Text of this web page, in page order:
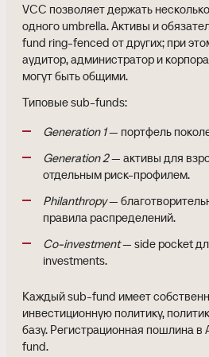
VCC позволяет держать
одного umbrella. Активы и
fund ring-fenced от других; при
аудитор, администратор и
могут быть общими.
Типовые sub-funds:
Generation 1— портфель
Generation 2— активы для
отдельным риск-профилем.
Philanthropy—
правила распределений.
Co-investment— side pocket
investments.
Каждый sub-fund имеет
инвестиционную политику,
базу. Регистрационная пошлина
fund.